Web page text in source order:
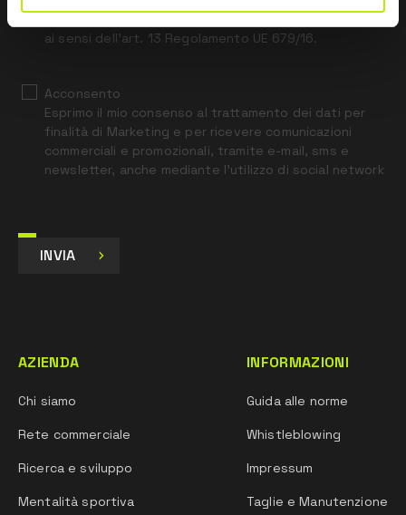
ai sensi dell’art. 13 Regolamento UE 679/16.
Acconsento
Esprimo il mio consenso al trattamento dei dati per
finalità di Marketing e per ricevere comunicazioni
commerciali e promozionali, tramite e-mail, sms e
newsletter, anche mediante l’utilizzo di social network
INVIA
AZIENDA
Chi siamo
Rete commerciale
Ricerca e sviluppo
Mentalità sportiva
INFORMAZIONI
Guida alle norme
Whistleblowing
Impressum
Taglie e Manutenzione